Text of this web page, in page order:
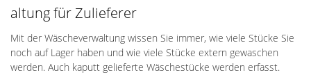
altung für Zulieferer
Mit der Wäscheverwaltung wissen Sie immer, wie viele Stücke Sie
noch auf Lager haben und wie viele Stücke extern gewaschen
werden. Auch kaputt gelieferte Wäschestücke werden erfasst.